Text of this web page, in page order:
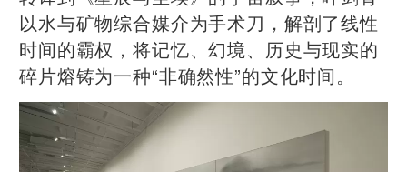
以水与矿物综合媒介为手术刀，解剖了线性
时间的霸权，将记忆、幻境、历史与现实的
碎片熔铸为一种“非确然性”的文化时间。